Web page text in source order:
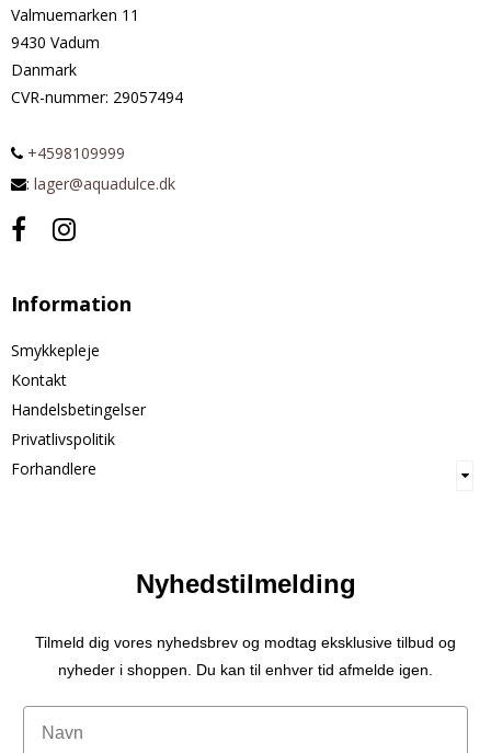
Valmuemarken 11
9430 Vadum
Danmark
CVR-nummer: 29057494
+4598109999
: lager@aquadulce.dk
Information
Smykkepleje
Kontakt
Handelsbetingelser
Privatlivspolitik
Forhandlere
Nyhedstilmelding
Tilmeld dig vores nyhedsbrev og modtag eksklusive tilbud og
nyheder i shoppen. Du kan til enhver tid afmelde igen.
Navn